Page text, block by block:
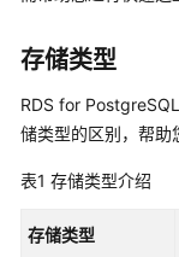
产
介
绍
计
说
存储类型
RDS for
储类型的区别，帮助
表1 存储类型介绍
存储类型